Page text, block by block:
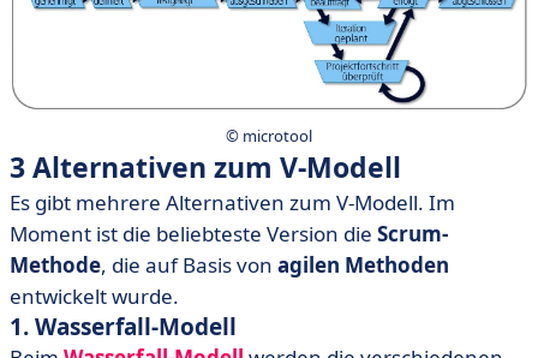
© microtool
3 Alternativen zum V-Modell
Es gibt mehrere Alternativen zum V-Modell. Im
Moment ist die beliebteste Version die Scrum-
Methode, die auf Basis von agilen Methoden
entwickelt wurde.
1. Wasserfall-Modell